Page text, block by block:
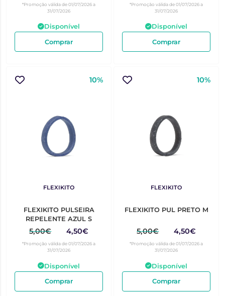
*Promoção válida de 01/07/2026 a
31/07/2026
Disponível
Comprar
*Promoção válida de 01/07/2026 a
31/07/2026
Disponível
Comprar
10%
FLEXIKITO
FLEXIKITO PULSEIRA
REPELENTE AZUL S
5,00€ 4,50€
*Promoção válida de 01/07/2026 a
31/07/2026
Disponível
Comprar
10%
FLEXIKITO
FLEXIKITO PUL PRETO M
5,00€ 4,50€
*Promoção válida de 01/07/2026 a
31/07/2026
Disponível
Comprar